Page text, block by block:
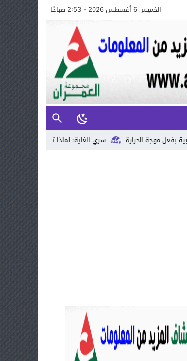
الخميس 6 أغسطس 2026 - 2:53 صباحًا
سري للغاية: لماذا تستمر الأسعار في الارتفاع رغم